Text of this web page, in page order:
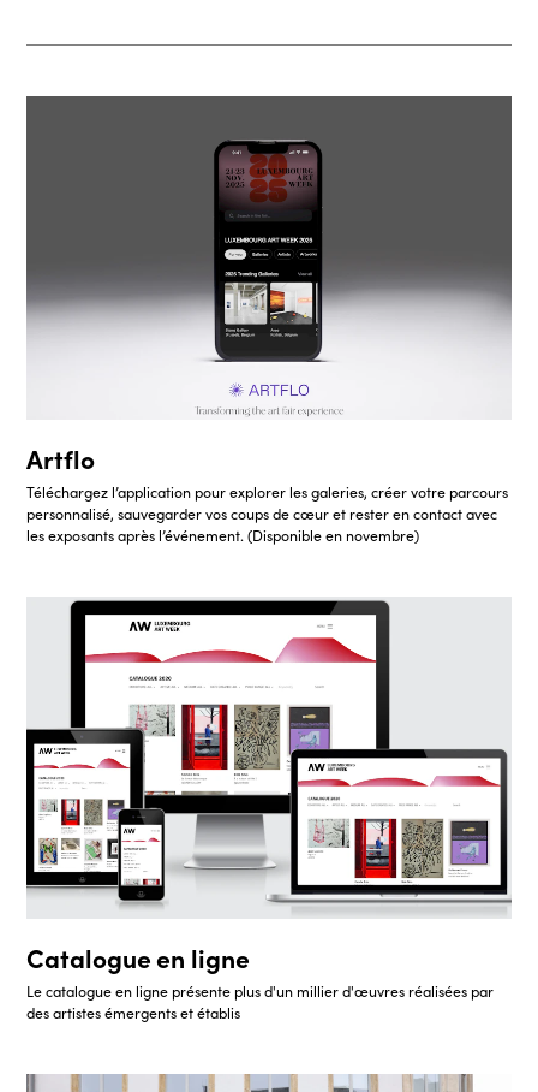
Artflo
Téléchargez l’application pour explorer les galeries, créer votre parcours
personnalisé, sauvegarder vos coups de cœur et rester en contact avec
les exposants après l’événement. (Disponible en novembre)
Catalogue en ligne
Le catalogue en ligne présente plus d'un millier d'œuvres réalisées par
des artistes émergents et établis